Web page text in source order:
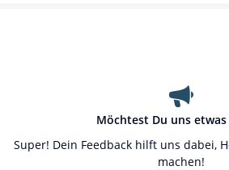
Möchtest Du uns etwas
Super! Dein Feedback hilft uns dabei,
machen!